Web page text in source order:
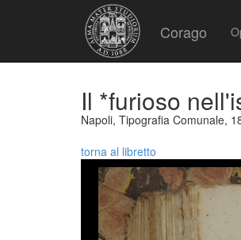
Corago
Il *furioso
Napoli, Tipografia Comunale,
torna al libretto